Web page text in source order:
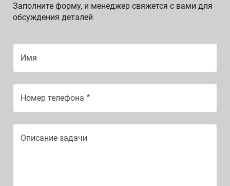
Заполните форму, и менеджер свяжется с вами для
обсуждения деталей
Имя
Номер телефона
Описание задачи